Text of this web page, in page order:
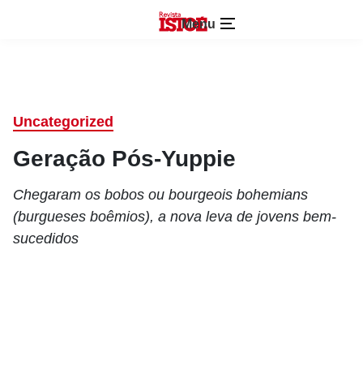
Menu
Uncategorized
Geração Pós-Yuppie
Chegaram os bobos ou bourgeois bohemians
(burgueses boêmios), a nova leva de jovens bem-
sucedidos